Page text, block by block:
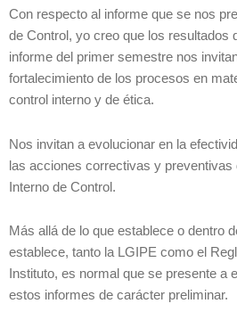
Con respecto al informe que se nos
de Control, yo creo que los resultados
informe del primer semestre nos
fortalecimiento de los procesos en
control interno y de ética.
Nos invitan a evolucionar en la
las acciones correctivas y
Interno de Control.
Más allá de lo que establece o dentro
establece, tanto la LGIPE como el
Instituto, es normal que se presente a
estos informes de carácter preliminar.